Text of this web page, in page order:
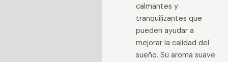
calmantes y
tranquilizantes que
pueden ayudar a
mejorar la calidad del
sueño. Su aroma suave